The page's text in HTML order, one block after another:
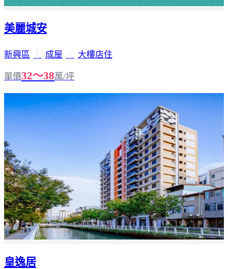
美麗城安
新興區 成屋 大樓店住
單價32～38萬/坪
皇逸居